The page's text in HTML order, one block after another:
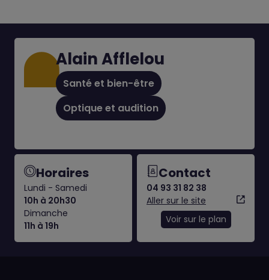
Alain Afflelou
Santé et bien-être
Optique et audition
Horaires
Lundi - Samedi
10h à 20h30
Dimanche
11h à 19h
Contact
04 93 31 82 38
Aller sur le site
Voir sur le plan